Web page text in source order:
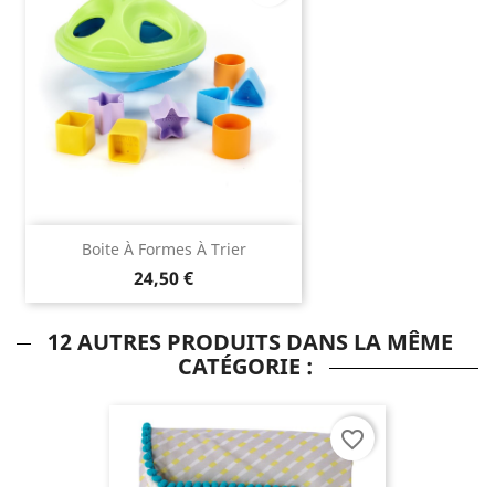
Boite À Formes À Trier
24,50 €
12 AUTRES PRODUITS DANS LA MÊME
CATÉGORIE :
favorite_border